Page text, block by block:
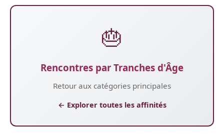
🎂
Rencontres par Tranches d'Âge
Retour aux catégories principales
← Explorer toutes les affinités